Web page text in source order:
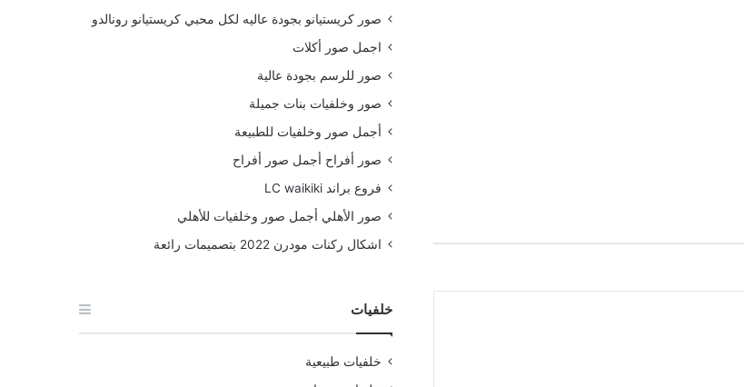
صور كريستيانو بجودة عاليه لكل محبي كريستيانو رونالدو
اجمل صور أكلات
صور للرسم بجودة عالية
صور وخلفيات بنات جميلة
أجمل صور وخلفيات للطبيعة
صور أفراح أجمل صور أفراح
فروع براند LC waikiki
صور الأهلي أجمل صور وخلفيات للأهلي
اشكال ركنات مودرن 2022 بتصميمات رائعة
خلفيات
خلفيات طبيعية